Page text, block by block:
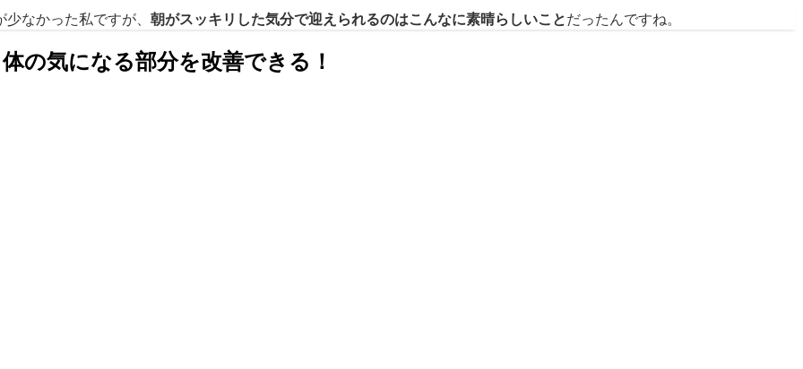
なかった私ですが、 朝がスッキリした気分で迎えられるのはこんなに素晴らしいことだったんですね。
の気になる部分を改善できる！